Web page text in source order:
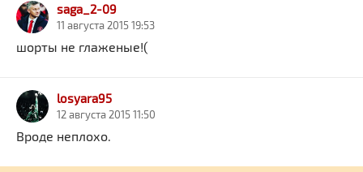
saga_2-09
11 августа 2015 19:53
шорты не глаженые!(
losyara95
12 августа 2015 11:50
Вроде неплохо.